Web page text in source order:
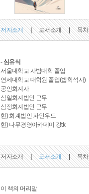
저자소개 | 도서소개 | 목차
- 심유식
서울대학교 사범대학 졸업
연세대학교 대학원 졸업(법학석사)
공인회계사
삼일회계법인 근무
삼정회계법인 근무
현) 회계법인 파인우드
현) 나무경영아카데미 강tk
저자소개 | 도서소개 | 목차
이 책의 머리말